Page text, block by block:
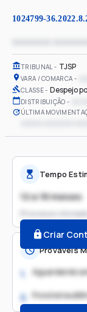
1024799-
TRIBUNAL TJSP
VARA / COMARCA
CLASSE Despejo
DISTRIBUIÇÃO
ÚLTIMA
Tempo
12 a 18 meses
Processo
Criar
Prováveis
1. Aguardando
2. Possível